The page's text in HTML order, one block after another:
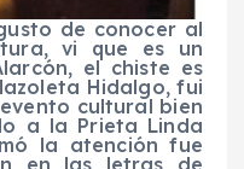
de conocer al
vi que es un
el chiste es
Hidalgo, fui
cultural bien
a la Prieta Linda
la atención fue
en las letras de